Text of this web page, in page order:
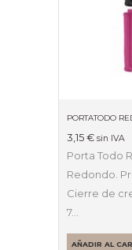
PORTATODO
3,15 € sin IVA
Porta Todo
Redondo.
Cierre de
7…
AÑADIR AL